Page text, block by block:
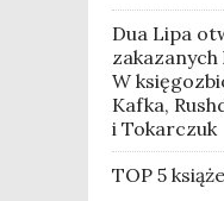
Dua Lipa
zakazanych
W
Kafka,
i Tokarczuk
TOP 5